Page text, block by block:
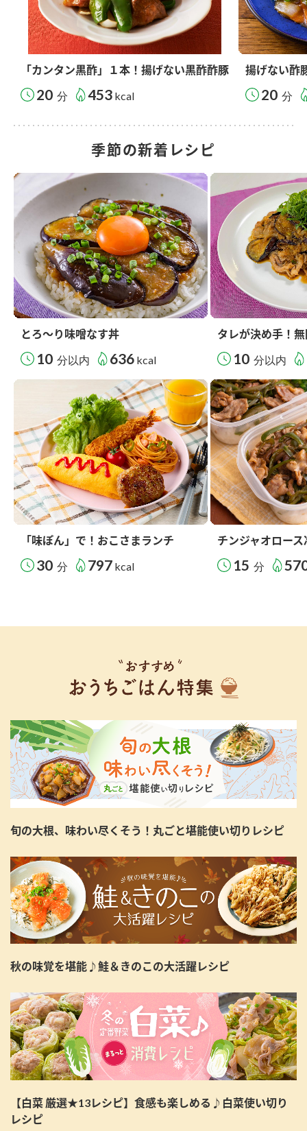
「カンタン黒酢」１本！揚げない黒酢酢豚
20 分 453 kcal
揚げない酢
20 分
季節の新着レシピ
とろ～り味噌なす丼
10 分以内 636 kcal
タレが決め手！
10 分以内
「味ぽん」で！おこさまランチ
30 分 797 kcal
チンジャオロー
15 分
旬の大根、味わい尽くそう！丸ごと堪能使い切りレシピ
秋の味覚を堪能♪鮭＆きのこの大活躍レシピ
【白菜 厳選★13レシピ】食感も楽しめる♪白菜使い切り
レシピ